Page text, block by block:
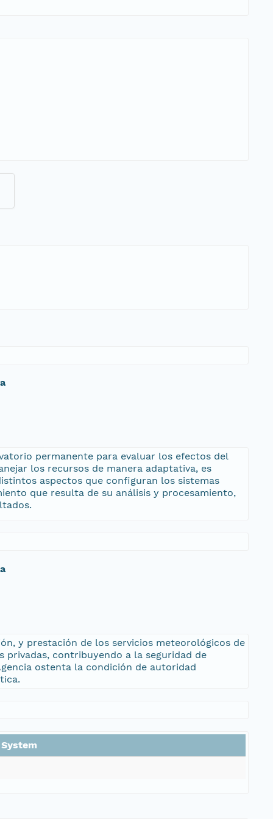
permanente para evaluar los efectos del
los recursos de manera adaptativa, es
aspectos que configuran los sistemas
que resulta de su análisis y procesamiento,
y prestación de los servicios meteorológicos de
contribuyendo a la seguridad de
ostenta la condición de autoridad